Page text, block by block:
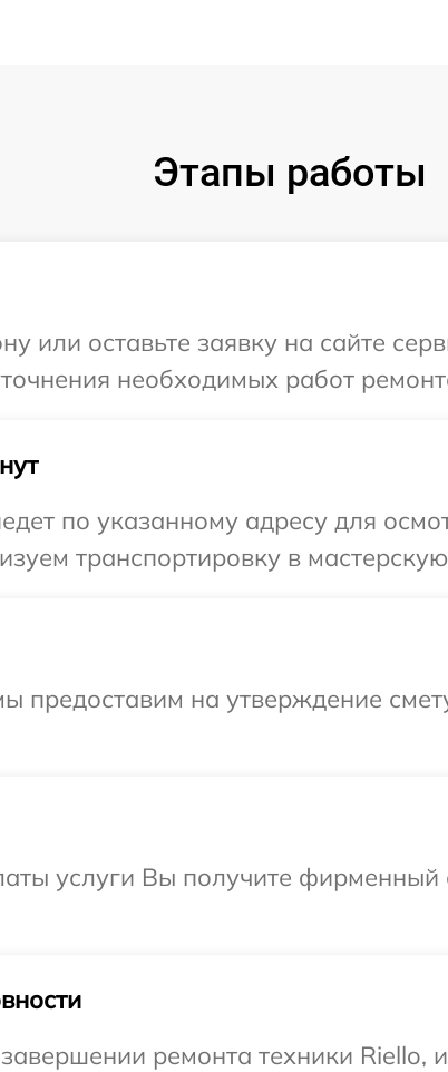
Этапы работы
или оставьте заявку на сайте
необходимых работ
по указанному адресу для
транспортировку в
предоставим на утверждение
услуги Вы получите фирменный
ремонта техники Riello,